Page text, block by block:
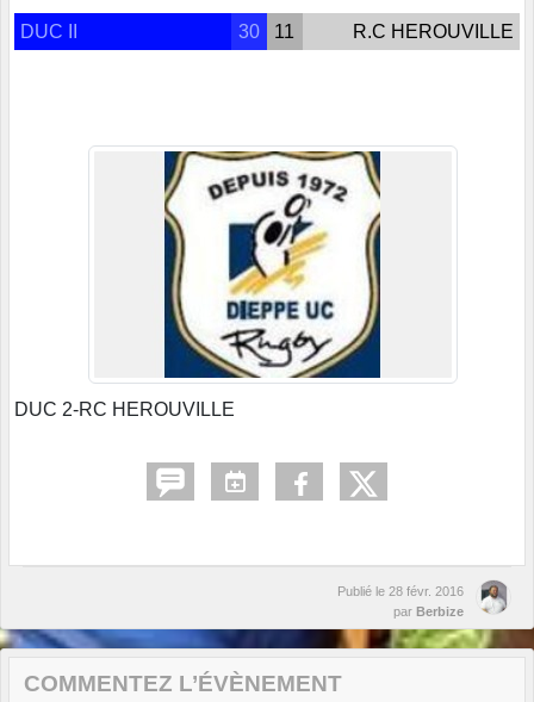
DUC II 30 11 R.C HEROUVILLE
DUC 2-RC HEROUVILLE
Publié le 28 févr. 2016
par Berbize
COMMENTEZ L’ÉVÈNEMENT